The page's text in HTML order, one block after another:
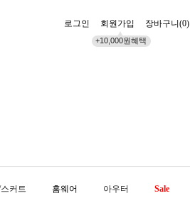
로그인 회원가입
+10,000원혜택
장바구니(0)
커트 홈웨어 아우터 Sale